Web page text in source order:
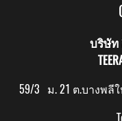
บริษัท
59/3 ม. 21 ต.บางพลี